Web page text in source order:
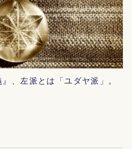
、左派とは「ユダヤ派」。